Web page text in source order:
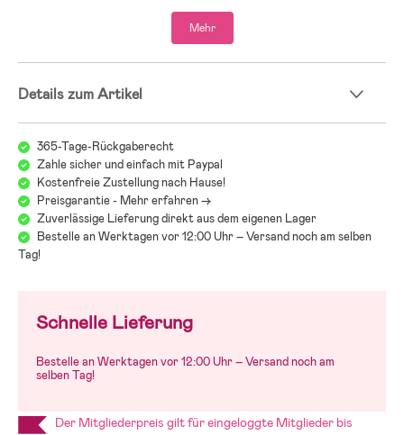
Wir bei Jollyroom wissen, wie schwer es sein kann, den richtigen
Kinderwagen zu finden! Beim Kinderwagenkauf gibt es einiges zu
beachten und bei all den verschiedenen Modellen, Marken und
Funktionen kann es schwerfallen, den Überblick zu behalten. Deshalb
helfen soll, genau den Wagen zu finden, der zu Euch und Euren
Mehr
Details zum Artikel
365-Tage-Rückgaberecht
Zahle sicher und einfach mit Paypal
Kostenfreie Zustellung nach Hause!
Preisgarantie - Mehr erfahren ->
Zuverlässige Lieferung direkt aus dem eigenen Lager
Bestelle an Werktagen vor 12:00 Uhr – Versand noch am selben
Tag!
Schnelle Lieferung
Bestelle an Werktagen vor 12:00 Uhr – Versand noch am
selben Tag!
Der Mitgliederpreis gilt für eingeloggte Mitglieder bis